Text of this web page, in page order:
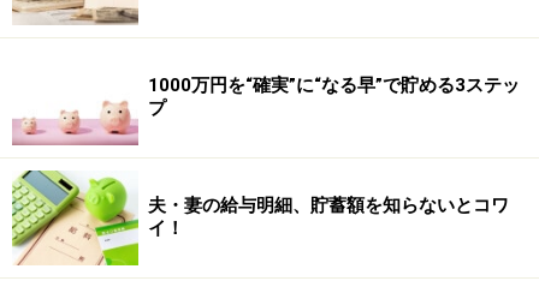
1000万円を“確実”に“なる早”で貯める3ステッ
プ
夫・妻の給与明細、貯蓄額を知らないとコワ
イ！